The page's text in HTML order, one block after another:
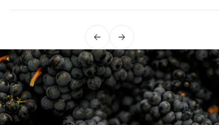
PrécédentSuivant